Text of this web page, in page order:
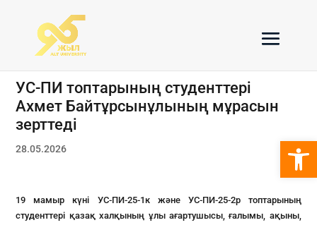
УС-ПИ топтарының студенттері
Ахмет Байтұрсынұлының мұрасын
зерттеді
28.05.2026
19 мамыр күні УС-ПИ-25-1к және УС-ПИ-25-2р топтарының
студенттері қазақ халқының ұлы ағартушысы, ғалымы, ақыны,